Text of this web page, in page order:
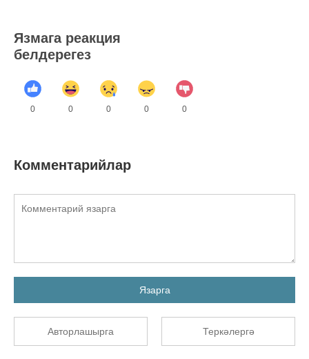
Язмага реакция
белдерегез
0 0 0 0 0
Комментарийлар
Язарга
Авторлашырга Теркәлергә